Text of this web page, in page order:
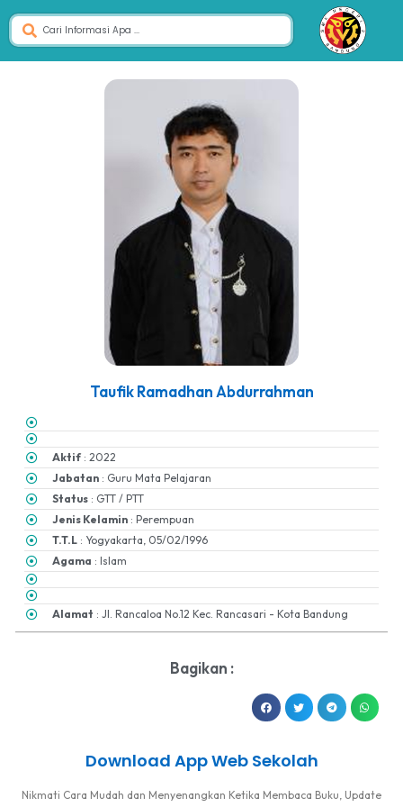
Taufik Ramadhan Abdurrahman
Aktif : 2022
Jabatan : Guru Mata Pelajaran
Status : GTT / PTT
Jenis Kelamin : Perempuan
T.T.L : Yogyakarta, 05/02/1996
Agama : Islam
Alamat : Jl. Rancaloa No.12 Kec. Rancasari - Kota Bandung
Bagikan :
Download App Web Sekolah
Nikmati Cara Mudah dan Menyenangkan Ketika Membaca Buku, Update